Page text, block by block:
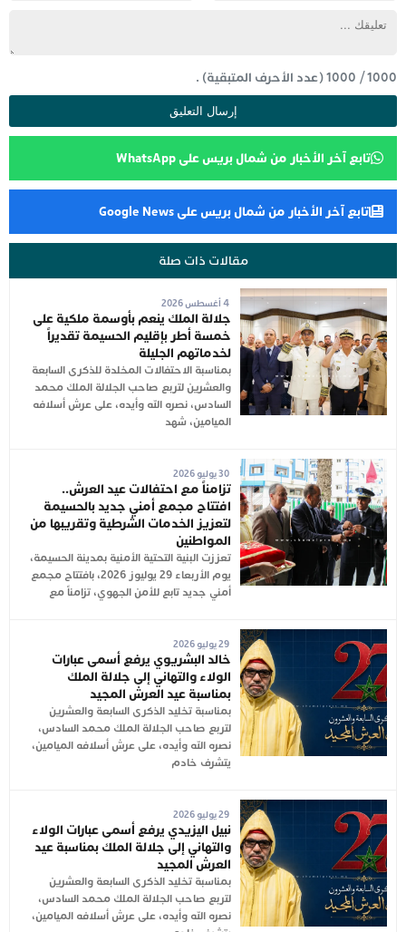
1000
/
1000(عدد الأحرف المتبقية) .
تابع آخر الأخبار من شمال بريس على WhatsApp
تابع آخر الأخبار من شمال بريس على Google News
مقالات ذات صلة
4 أغسطس 2026
جلالة الملك ينعم بأوسمة ملكية على
خمسة أطر بإقليم الحسيمة تقديراً
لخدماتهم الجليلة
بمناسبة الاحتفالات المخلدة للذكرى السابعة
والعشرين لتربع صاحب الجلالة الملك محمد
السادس، نصره الله وأيده، على عرش أسلافه
الميامين، شهد
30 يوليو 2026
تزامناً مع احتفالات عيد العرش..
افتتاح مجمع أمني جديد بالحسيمة
لتعزيز الخدمات الشرطية وتقريبها من
المواطنين
تعززت البنية التحتية الأمنية بمدينة الحسيمة،
يوم الأربعاء 29 يوليوز 2026، بافتتاح مجمع
أمني جديد تابع للأمن الجهوي، تزامناً مع
29 يوليو 2026
خالد البشريوي يرفع أسمى عبارات
الولاء والتهاني إلى جلالة الملك
بمناسبة عيد العرش المجيد
بمناسبة تخليد الذكرى السابعة والعشرين
لتربع صاحب الجلالة الملك محمد السادس،
نصره الله وأيده، على عرش أسلافه الميامين،
يتشرف خادم
29 يوليو 2026
نبيل اليزيدي يرفع أسمى عبارات الولاء
والتهاني إلى جلالة الملك بمناسبة عيد
العرش المجيد
بمناسبة تخليد الذكرى السابعة والعشرين
لتربع صاحب الجلالة الملك محمد السادس،
نصره الله وأيده، على عرش أسلافه الميامين،